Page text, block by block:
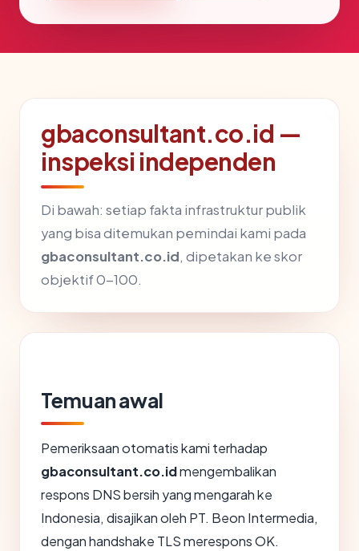
gbaconsultant.co.id —
inspeksi independen
Di bawah: setiap fakta infrastruktur publik
yang bisa ditemukan pemindai kami pada
gbaconsultant.co.id, dipetakan ke skor
objektif 0-100.
Temuan awal
Pemeriksaan otomatis kami terhadap
gbaconsultant.co.idmengembalikan
respons DNS bersih yang mengarah ke
Indonesia, disajikan oleh PT. Beon Intermedia,
dengan handshake TLS merespons OK.